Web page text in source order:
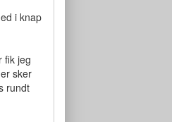
i knap
fik jeg
sker
rundt